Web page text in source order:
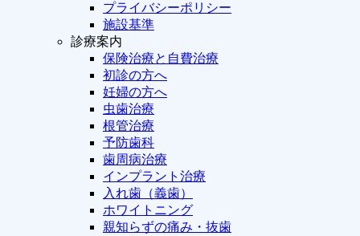
プライバシーポリシー
施設基準
診療案内
保険治療と自費治療
初診の方へ
妊婦の方へ
虫歯治療
根管治療
予防歯科
歯周病治療
インプラント治療
入れ歯（義歯）
ホワイトニング
親知らずの痛み・抜歯